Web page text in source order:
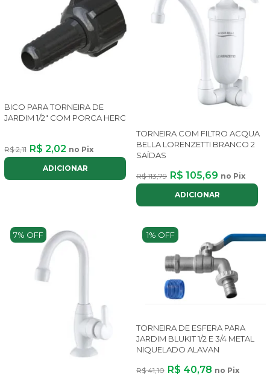
BICO PARA TORNEIRA DE
JARDIM 1/2" COM PORCA HERC
R$ 2,11 R$ 2,02 no Pix
ADICIONAR
TORNEIRA COM FILTRO ACQUA
BELLA LORENZETTI BRANCO 2
SAÍDAS
R$ 113,79 R$ 105,69 no Pix
ADICIONAR
7% OFF 1% OFF
TORNEIRA DE ESFERA PARA
JARDIM BLUKIT 1/2 E 3/4 METAL
NIQUELADO ALAVAN
R$ 41,10 R$ 40,78 no Pix